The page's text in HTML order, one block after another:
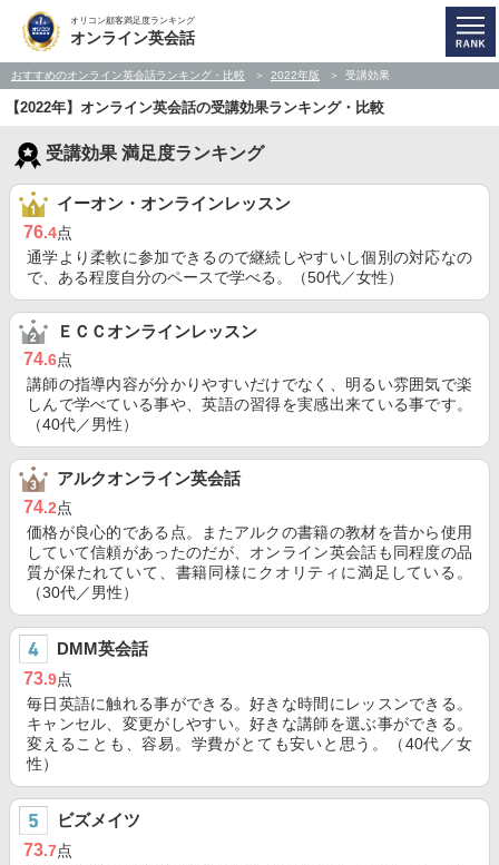
オリコン顧客満足度ランキング
オンライン英会話
おすすめのオンライン英会話ランキング・比較 2022年版 受講効果
【2022年】オンライン英会話の受講効果ランキング・比較
受講効果 満足度ランキング
イーオン・オンラインレッスン
76.4点
通学より柔軟に参加できるので継続しやすいし個別の対応なの
で、ある程度自分のペースで学べる。（50代／女性）
ＥＣＣオンラインレッスン
74.6点
講師の指導内容が分かりやすいだけでなく、明るい雰囲気で楽
しんで学べている事や、英語の習得を実感出来ている事です。
（40代／男性）
アルクオンライン英会話
74.2点
価格が良心的である点。またアルクの書籍の教材を昔から使用
していて信頼があったのだが、オンライン英会話も同程度の品
質が保たれていて、書籍同様にクオリティに満足している。
（30代／男性）
DMM英会話
73.9点
毎日英語に触れる事ができる。好きな時間にレッスンできる。
キャンセル、変更がしやすい。好きな講師を選ぶ事ができる。
変えることも、容易。学費がとても安いと思う。（40代／女
性）
ビズメイツ
73.7点